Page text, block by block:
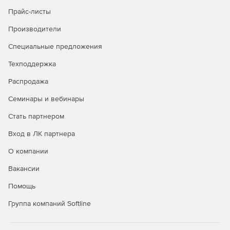
Программа автоматически оповещает системного
RAID- или HDD-проблем, помогая быстро выявлять и
Операционная система Linux. Open-E функционирует
стабильность и поддержку нового оборудования.
операционную систему, не требующую покупки
дополнительной копии Windows.
Поддержка журналирования. Система отслеживает и
основную файловую систему.
распознает отказы ПО и оборудования и мгновенно
Прайс-листы
Производители
Специальные предложения
Техподдержка
Распродажа
Семинары и вебинары
Стать партнером
Вход в ЛК партнера
О компании
Вакансии
Помощь
Группа компаний Softline